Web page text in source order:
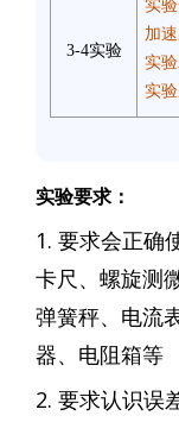
3-4实验
实
加
实
实
实验要求：
1. 要求会正确
卡尺、螺旋测
弹簧秤、电流
器、电阻箱等
2. 要求认识误